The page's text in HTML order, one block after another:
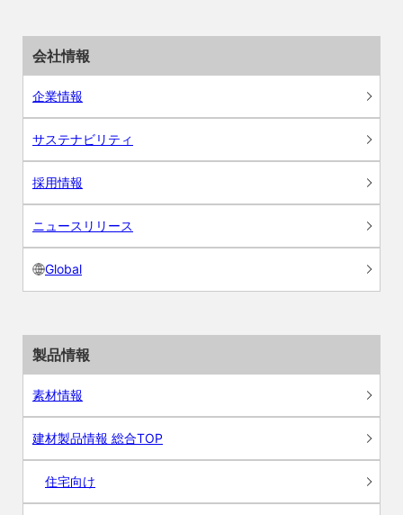
会社情報
企業情報
サステナビリティ
採用情報
ニュースリリース
Global
製品情報
素材情報
建材製品情報 総合TOP
住宅向け